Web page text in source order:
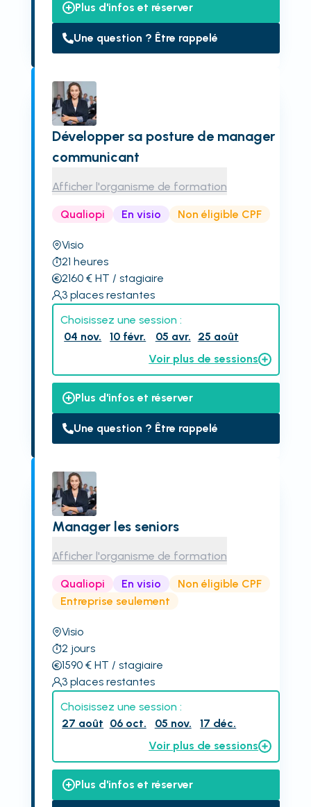
Plus d'infos et réserver
Une question ? Être rappelé
Développer sa posture de manager
communicant
Afficher l'organisme de formation
Qualiopi En visio Non éligible CPF
Visio
21 heures
2160€ HT / stagiaire
3 places restantes
Choisissez une session :
04 nov.
10 févr. 05 avr.
25 août
Voir plus de sessions
Plus d'infos et réserver
Une question ? Être rappelé
Manager les seniors
Afficher l'organisme de formation
Qualiopi En visio
Non éligible CPF
Entreprise seulement
Visio
2 jours
1590€ HT / stagiaire
3 places restantes
Choisissez une session :
27 août 06 oct. 05 nov.
17 déc.
Voir plus de sessions
Plus d'infos et réserver